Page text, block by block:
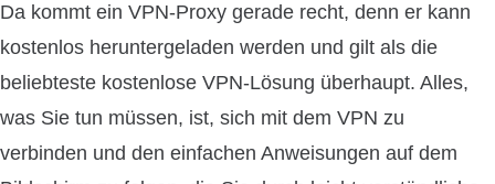
Da kommt ein VPN-Proxy gerade recht, denn er kann
kostenlos heruntergeladen werden und gilt als die
beliebteste kostenlose VPN-Lösung überhaupt. Alles,
was Sie tun müssen, ist, sich mit dem VPN zu
verbinden und den einfachen Anweisungen auf dem